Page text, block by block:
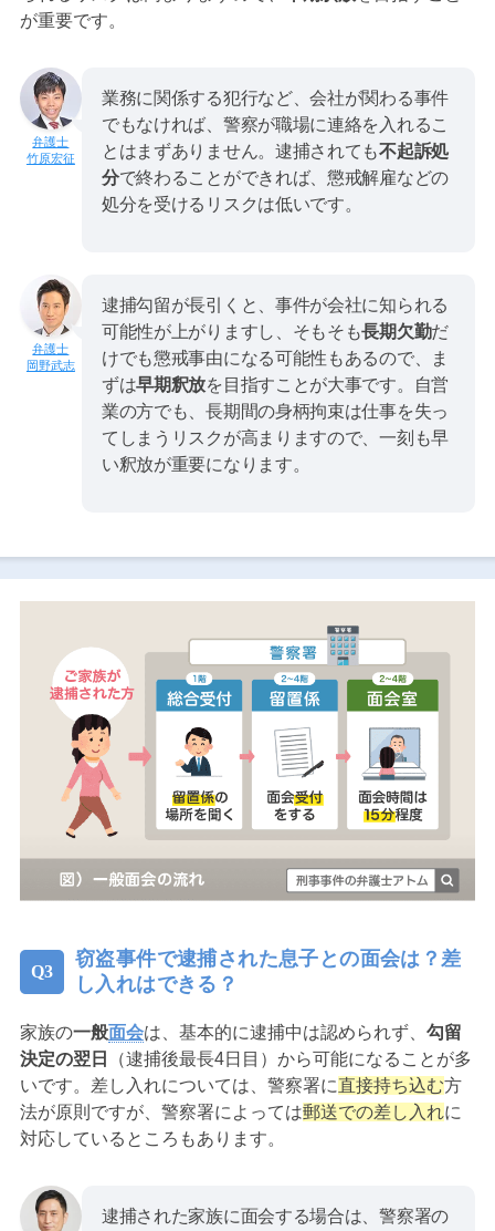
が重要です。
竹原宏征
業務に関係する犯行など、会社が関わる事件
でもなければ、警察が職場に連絡を入れるこ
とはまずありません。逮捕されても不起訴処
分で終わることができれば、懲戒解雇などの
処分を受けるリスクは低いです。
岡野武志
逮捕勾留が長引くと、事件が会社に知られる
可能性が上がりますし、そもそも長期欠勤だ
けでも懲戒事由になる可能性もあるので、ま
ずは早期釈放を目指すことが大事です。自営
業の方でも、長期間の身柄拘束は仕事を失っ
てしまうリスクが高まりますので、一刻も早
い釈放が重要になります。
窃盗事件で逮捕された息子との面会は？差
し入れはできる？
家族の一般面会は、基本的に逮捕中は認められず、 勾留
決定の翌日
（逮捕後最長4日目）から可能になることが多
いです。差し入れについては、警察署に直接持ち込む方
法が原則ですが、警察署によっては郵送での差し入れに
対応しているところもあります。
逮捕された家族に面会する場合は、警察署の